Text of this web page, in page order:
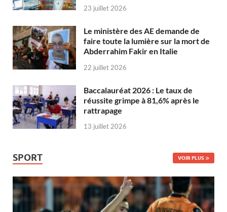
23 juillet 2026
Le ministère des AE demande de
faire toute la lumière sur la mort de
Abderrahim Fakir en Italie
22 juillet 2026
Baccalauréat 2026 : Le taux de
réussite grimpe à 81,6% après le
rattrapage
13 juillet 2026
SPORT VOIR PLUS